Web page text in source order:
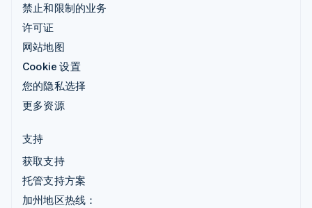
禁止和限制的业务
许可证
网站地图
Cookie 设置
您的隐私选择
更多资源
支持
获取支持
托管支持方案
加州地区热线：